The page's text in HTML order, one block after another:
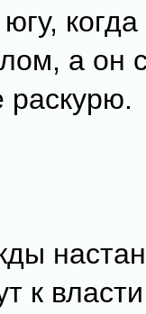
когда
а он
раскурю.
к